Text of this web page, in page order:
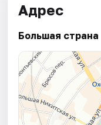
Адрес
Большая страна